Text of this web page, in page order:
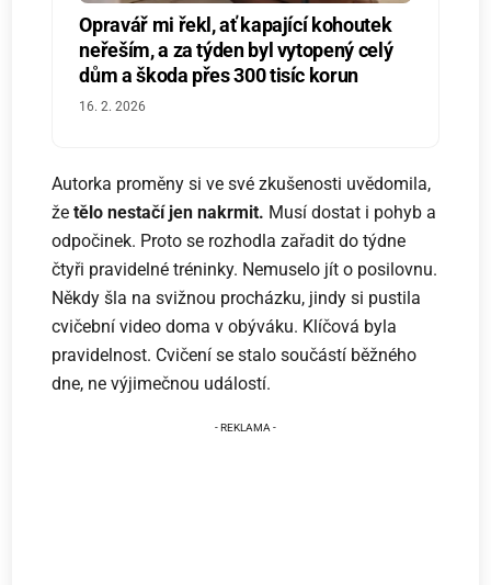
Opravář mi řekl, ať kapající kohoutek
neřeším, a za týden byl vytopený celý
dům a škoda přes 300 tisíc korun
16. 2. 2026
Autorka proměny si ve své zkušenosti uvědomila,
že tělo nestačí jen nakrmit. Musí dostat i pohyb a
odpočinek. Proto se rozhodla zařadit do týdne
čtyři pravidelné tréninky. Nemuselo jít o posilovnu.
Někdy šla na svižnou procházku, jindy si pustila
cvičební video doma v obýváku. Klíčová byla
pravidelnost. Cvičení se stalo součástí běžného
dne, ne výjimečnou událostí.